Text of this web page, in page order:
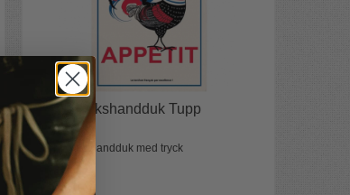
Fransk kökshandduk Tupp
Fransk kökshandduk med tryck